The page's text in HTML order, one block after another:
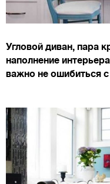
Угловой диван, пара
наполнение
важно не ошибиться